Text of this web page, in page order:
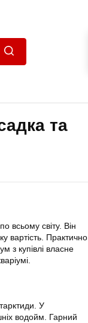
та
всьому світу. Він
вартість. Практично
з купівлі власне
У
водойм. Гарний